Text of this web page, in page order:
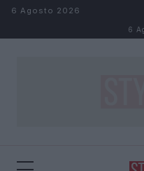
Salta al contenuto
6 Agosto 2026
6